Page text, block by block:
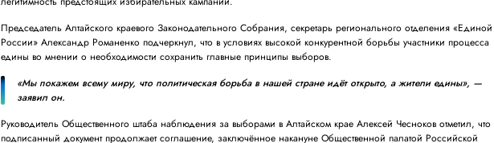
Председатель Алтайского краевого Законодательного Собрания, секретарь регионального отделения «Единой
России» Александр Романенко подчеркнул, что в условиях высокой конкурентной борьбы участники процесса
едины во мнении о необходимости сохранить главные принципы выборов.
«Мы покажем всему миру, что политическая борьба в нашей стране идёт открыто, а жители едины», —
заявил он.
Руководитель Общественного штаба наблюдения за выборами в Алтайском крае Алексей Чесноков отметил, что
подписанный документ продолжает соглашение, заключённое накануне Общественной палатой Российской